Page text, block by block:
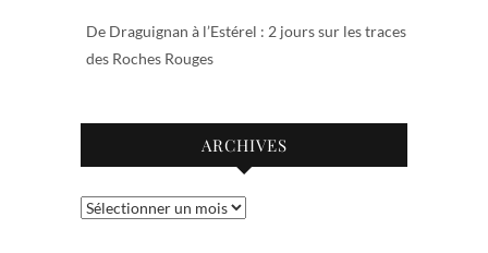
De Draguignan à l’Estérel : 2 jours sur les traces
des Roches Rouges
ARCHIVES
Archives